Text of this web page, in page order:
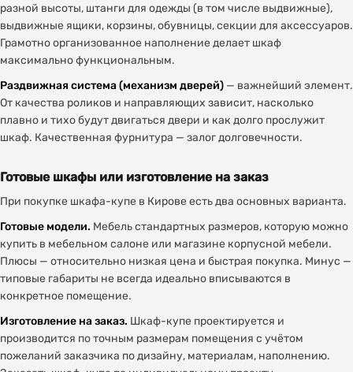
разной высоты, штанги для одежды (в том числе выдвижные),
выдвижные ящики, корзины, обувницы, секции для аксессуаров.
Грамотно организованное наполнение делает шкаф
максимально функциональным.
Раздвижная система (механизм дверей) — важнейший элемент.
От качества роликов и направляющих зависит, насколько
плавно и тихо будут двигаться двери и как долго прослужит
шкаф. Качественная фурнитура — залог долговечности.
Готовые шкафы или изготовление на заказ
При покупке шкафа-купе в Кирове есть два основных варианта.
Готовые модели. Мебель стандартных размеров, которую можно
купить в мебельном салоне или магазине корпусной мебели.
Плюсы — относительно низкая цена и быстрая покупка. Минус —
типовые габариты не всегда идеально вписываются в
конкретное помещение.
Изготовление на заказ. Шкаф-купе проектируется и
производится по точным размерам помещения с учётом
пожеланий заказчика по дизайну, материалам, наполнению.